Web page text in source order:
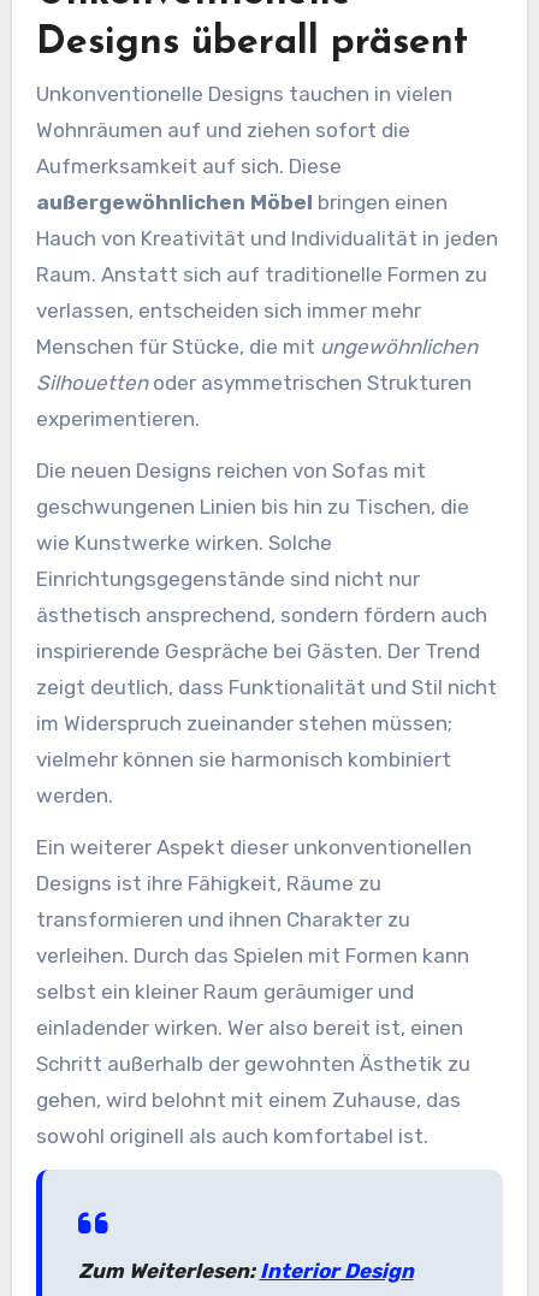
Designs überall präsent
Unkonventionelle Designs tauchen in vielen
Wohnräumen auf und ziehen sofort die
Aufmerksamkeit auf sich. Diese
außergewöhnlichen Möbel bringen einen
Hauch von Kreativität und Individualität in jeden
Raum. Anstatt sich auf traditionelle Formen zu
verlassen, entscheiden sich immer mehr
Menschen für Stücke, die mit ungewöhnlichen
Silhouettenoder asymmetrischen Strukturen
experimentieren.
Die neuen Designs reichen von Sofas mit
geschwungenen Linien bis hin zu Tischen, die
wie Kunstwerke wirken. Solche
Einrichtungsgegenstände sind nicht nur
ästhetisch ansprechend, sondern fördern auch
inspirierende Gespräche bei Gästen. Der Trend
zeigt deutlich, dass Funktionalität und Stil nicht
im Widerspruch zueinander stehen müssen;
vielmehr können sie harmonisch kombiniert
werden.
Ein weiterer Aspekt dieser unkonventionellen
Designs ist ihre Fähigkeit, Räume zu
transformieren und ihnen Charakter zu
verleihen. Durch das Spielen mit Formen kann
selbst ein kleiner Raum geräumiger und
einladender wirken. Wer also bereit ist, einen
Schritt außerhalb der gewohnten Ästhetik zu
gehen, wird belohnt mit einem Zuhause, das
sowohl originell als auch komfortabel ist.
Zum Weiterlesen: Interior Design